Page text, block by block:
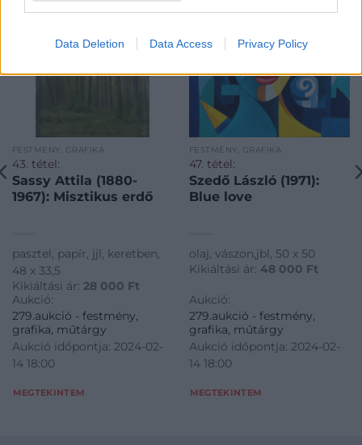
Data Deletion Data Access Privacy Policy
FESTMÉNY, GRAFIKA
43. tétel:
Sassy Attila (1880-
1967): Misztikus erdő
pasztel, papír, jjl, keretben,
48 x 33,5
Kikiáltási ár: 28 000 Ft
Aukció:
279.aukció - festmény,
grafika, műtárgy
Aukció időpontja: 2024-02-
14 18:00
MEGTEKINTEM
FESTMÉNY, GRAFIKA
47. tétel:
Szedő László (1971):
Blue love
olaj, vászon,jbl, 50 x 50
Kikiáltási ár: 48 000 Ft
Aukció:
279.aukció - festmény,
grafika, műtárgy
Aukció időpontja: 2024-02-
14 18:00
MEGTEKINTEM